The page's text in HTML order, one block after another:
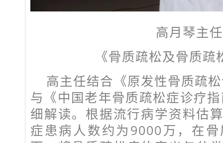
高月琴主任
《骨质疏松及骨质疏
高主任结合《原发性骨质疏
与《中国老年骨质疏松症诊疗
细解读。根据流行病学资料估
症患病人数约为9000万，在